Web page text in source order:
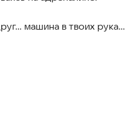
машина в твоих руках!
И теперь тебе
скорости, не